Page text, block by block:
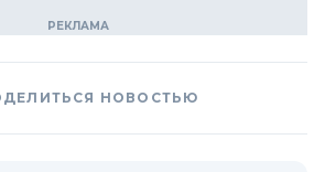
НОВОСТЬЮ